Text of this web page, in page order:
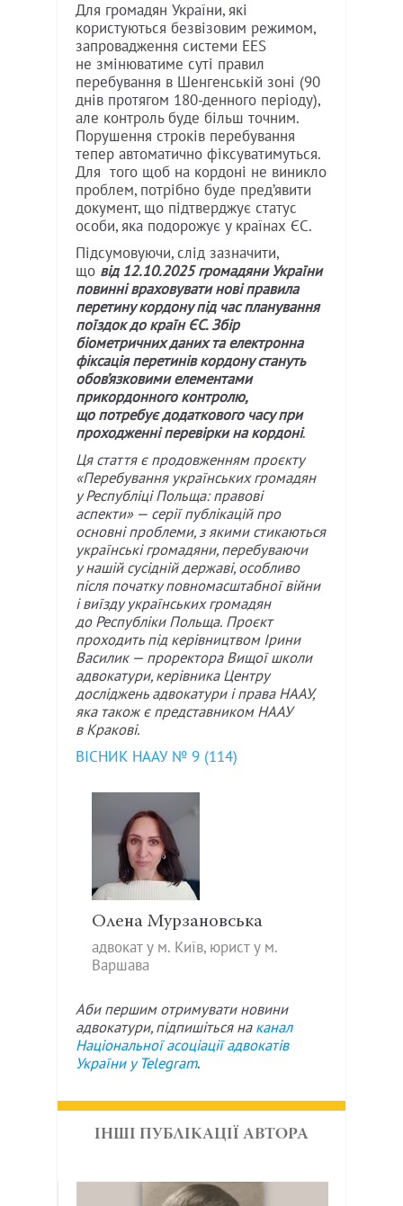
Для громадян України, які
користуються безвізовим режимом,
запровадження системи EES
не змінюватиме суті правил
перебування в Шенгенській зоні (90
днів протягом 180-денного періоду),
але контроль буде більш точним.
Порушення строків перебування
тепер автоматично фіксуватимуться.
Для того щоб на кордоні не виникло
проблем, потрібно буде пред’явити
документ, що підтверджує статус
особи, яка подорожує у країнах ЄС.
Підсумовуючи, слід зазначити,
що від 12.10.2025 громадяни України
повинні враховувати нові правила
перетину кордону під час планування
поїздок до країн ЄС. Збір
біометричних даних та електронна
фіксація перетинів кордону стануть
обов’язковими елементами
прикордонного контролю,
що потребує додаткового часу при
проходженні перевірки на кордоні.
Ця стаття є продовженням проєкту
«Перебування українських громадян
у Республіці Польща: правові
аспекти» — серії публікацій про
основні проблеми, з якими стикаються
українські громадяни, перебуваючи
у нашій сусідній державі, особливо
після початку повномасштабної війни
і виїзду українських громадян
до Республіки Польща. Проєкт
проходить під керівництвом Ірини
Василик — проректора Вищої школи
адвокатури, керівника Центру
досліджень адвокатури і права НААУ,
яка також є представником НААУ
в Кракові.
ВІСНИК НААУ № 9 (114)
Олена Мурзановська
адвокат у м. Київ, юрист у м.
Варшава
Аби першим отримувати новини
адвокатури, підпишіться на канал
Національної асоціації адвокатів
України у Telegram.
ІНШІ ПУБЛІКАЦІЇ АВТОРА